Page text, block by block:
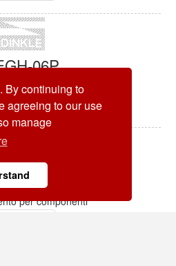
By continuing to
agreeing to our use
manage
06P
per componenti
Aggiungi
22
per componenti